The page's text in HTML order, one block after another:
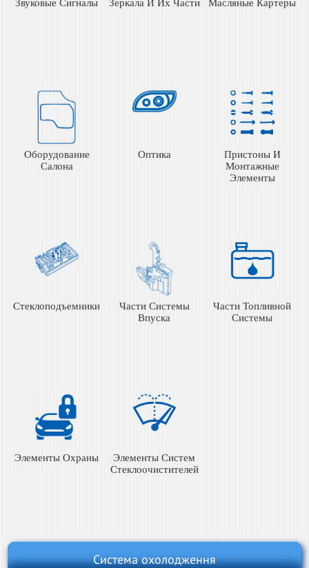
Звуковые Сигналы Зеркала И Их Части Масляные Картеры
Оборудование
Салона
Оптика
Пристоны И
Монтажные
Элементы
Стеклоподъемники
Части Системы
Впуска
Части Топливной
Системы
Элементы Охраны
Элементы Систем
Стеклоочистителей
Система охолодження